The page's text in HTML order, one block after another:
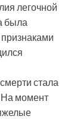
легочной
была
стала
На момент